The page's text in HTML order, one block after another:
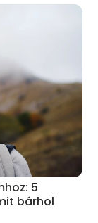
5
bárhol